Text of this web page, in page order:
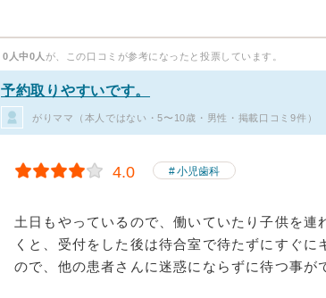
0人中0人 が、この口コミが参考になったと投票しています。
予約取りやすいです。
がりママ（本人ではない・5〜10歳・男性・掲載口コミ9件）
4.0 小児歯科
土日もやっているので、働いていたり子供を連
くと、受付をした後は待合室で待たずにすぐに
ので、他の患者さんに迷惑にならずに待つ事が